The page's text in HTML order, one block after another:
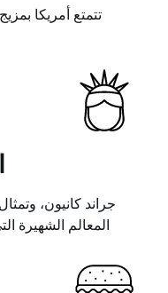
تتمتع أمريكا
جراند كانيون،
المعالم الشهيرة